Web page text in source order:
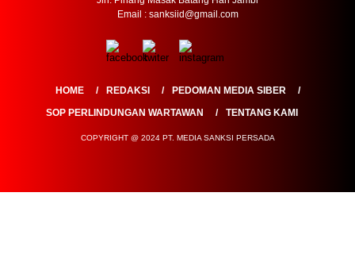
Email : sanksiid@gmail.com
HOME REDAKSI
PEDOMAN MEDIA SIBER
SOP PERLINDUNGAN WARTAWAN
TENTANG KAMI